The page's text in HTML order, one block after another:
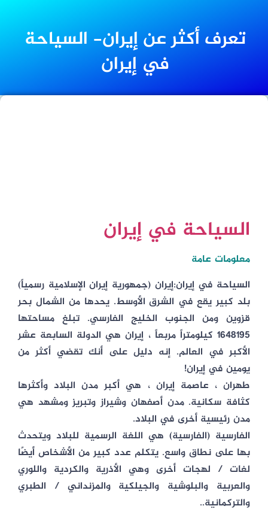
تعرف أكثر عن إيران- السياحة
في إيران
السياحة في إيران
معلومات عامة
السياحة في إيران:إيران (جمهورية إيران الإسلامية رسمياً)
بلد كبير يقع في الشرق الأوسط. يحدها من الشمال بحر
قزوين ومن الجنوب الخليج الفارسي. تبلغ مساحتها
1648195 كيلومتراً مربعاً ، إيران هي الدولة السابعة عشر
الأكبر في العالم. إنه دليل على أنك تقضي أكثر من
يومين في إيران!
طهران ، عاصمة إيران ، هي أكبر مدن البلاد وأكثرها
كثافة سكانية. مدن أصفهان وشيراز وتبريز ومشهد هي
مدن رئيسية أخرى في البلاد.
الفارسية (الفارسية) هي اللغة الرسمية للبلاد ويتحدث
بها على نطاق واسع. يتكلم عدد كبير من الأشخاص أيضًا
لغات / لهجات أخرى وهي الأذرية والكردية واللوري
والعربية والبلوشية والجيلكية والمزنداني / الطبري
والتركمانية..